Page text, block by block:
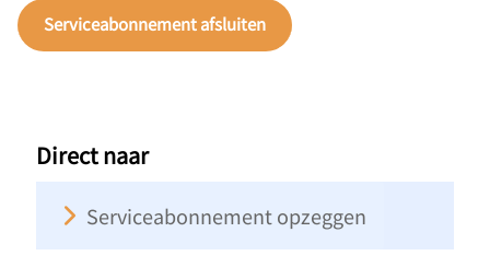
Serviceabonnement afsluiten
Direct naar
Serviceabonnement opzeggen